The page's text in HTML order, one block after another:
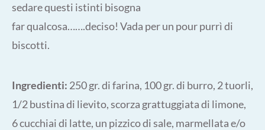
sedare questi istinti bisogna
far qualcosa…….deciso! Vada per un pour purrì di
biscotti.
Ingredienti: 250 gr. di farina, 100 gr. di burro, 2 tuorli,
1/2 bustina di lievito, scorza grattuggiata di limone,
6 cucchiai di latte, un pizzico di sale, marmellata e/o